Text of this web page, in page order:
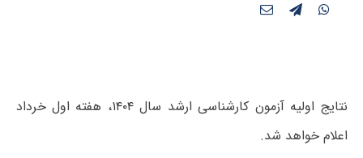
نتایج اولیه آزمون کارشناسی ارشد سال ۱۴۰۴، هفته اول خرداد
اعلام خواهد شد.